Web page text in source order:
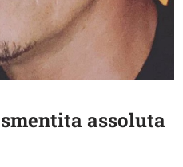
assoluta